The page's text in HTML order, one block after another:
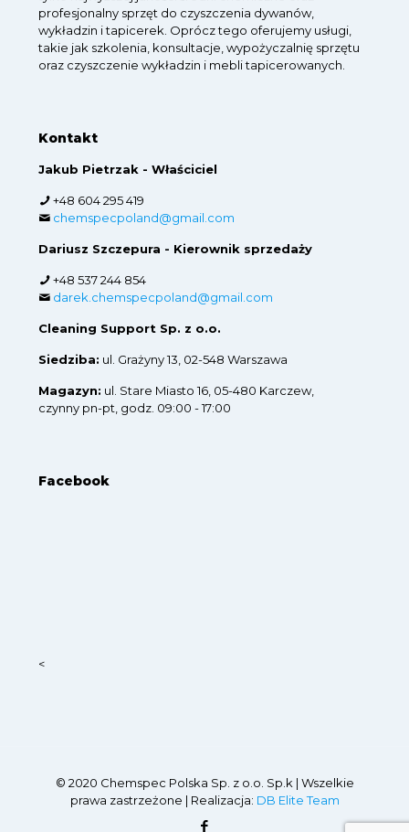
profesjonalny sprzęt do czyszczenia dywanów,
wykładzin i tapicerek. Oprócz tego oferujemy usługi,
takie jak szkolenia, konsultacje, wypożyczalnię sprzętu
oraz czyszczenie wykładzin i mebli tapicerowanych.
Kontakt
Jakub Pietrzak - Właściciel
+48 604 295 419
chemspecpoland@gmail.com
Dariusz Szczepura - Kierownik sprzedaży
+48 537 244 854
darek.chemspecpoland@gmail.com
Cleaning Support Sp. z o.o.
Siedziba: ul. Grażyny 13, 02-548 Warszawa
Magazyn: ul. Stare Miasto 16, 05-480 Karczew,
czynny pn-pt, godz. 09:00 - 17:00
Facebook
<
© 2020 Chemspec Polska Sp. z o.o. Sp.k | Wszelkie
prawa zastrzeżone | Realizacja: DB Elite Team